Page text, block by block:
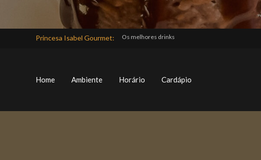
Princesa Isabel Gourmet: -
Home Ambiente Horário Cardápio